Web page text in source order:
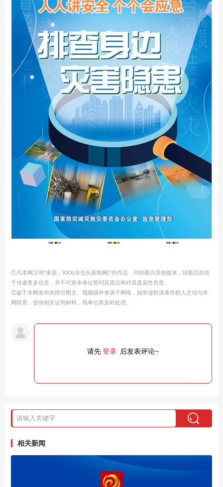
①凡本网注明“来源：XXX(非包头新闻网)”的作品，均转载自其他媒体，转载目的在
于传递更多信息，并不代表本单位赞同其观点和对其真实性负责。
②鉴于本网发布的部分图文、视频稿件来源于网络，如有侵权请著作权人主动与本
网联系，提供相关证明材料，我单位将及时处理。
请先登录 后发表评论~
相关新闻